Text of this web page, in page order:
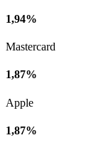
1,94%
Mastercard
1,87%
Apple
1,87%